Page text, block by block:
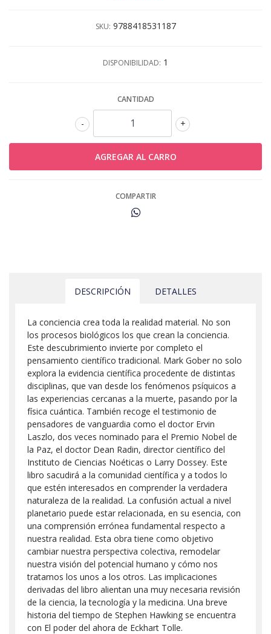
SKU: 9788418531187
DISPONIBILIDAD: 1
CANTIDAD
+
-
COMPARTIR
DESCRIPCIÓN DETALLES
La conciencia crea toda la realidad material. No son
los procesos biológicos los que crean la conciencia.
Este descubrimiento invierte por completo el
pensamiento científico tradicional. Mark Gober no solo
explora la evidencia científica procedente de distintas
disciplinas, que van desde los fenómenos psíquicos a
las experiencias cercanas a la muerte, pasando por la
física cuántica. También recoge el testimonio de
pensadores de vanguardia como el doctor Ervin
Laszlo, dos veces nominado para el Premio Nobel de
la Paz, el doctor Dean Radin, director científico del
Instituto de Ciencias Noéticas o Larry Dossey. Este
libro sacudirá a la comunidad científica y a todos lo
que estén interesados en comprender la verdadera
naturaleza de la realidad. La confusión actual a nivel
planetario puede estar relacionada, en su esencia, con
una comprensión errónea fundamental respecto a
nuestra realidad. Esta obra tiene como objetivo
cambiar nuestra perspectiva colectiva, remodelar
nuestra visión del potencial humano y cómo nos
tratamos los unos a los otros. Las implicaciones
derivadas del libro alientan una muy necesaria revisión
de la ciencia, la tecnología y la medicina. Una breve
historia del tiempo de Stephen Hawking se encuentra
con El poder del ahora de Eckhart Tolle.